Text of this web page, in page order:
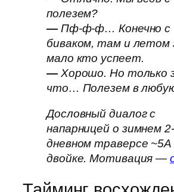
полезем?
—Пф-ф-ф… Конечно с
биваком, там и летом
мало кто успеет.
—Хорошо. Но только
что… Полезем в
Дословный диалог с
напарницей о зимнем
дневном траверсе ~5А
двойке. Мотивация —